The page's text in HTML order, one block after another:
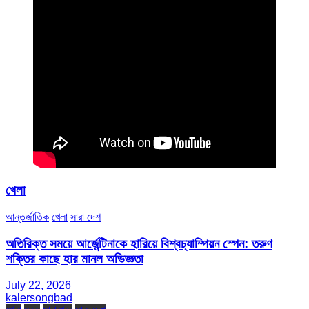
খেলা
আন্তর্জাতিক খেলা সারা দেশ
অতিরিক্ত সময়ে আর্জেন্টিনাকে হারিয়ে বিশ্বচ্যাম্পিয়ন স্পেন: তরুণ
শক্তির কাছে হার মানল অভিজ্ঞতা
July 22, 2026
kalersongbad